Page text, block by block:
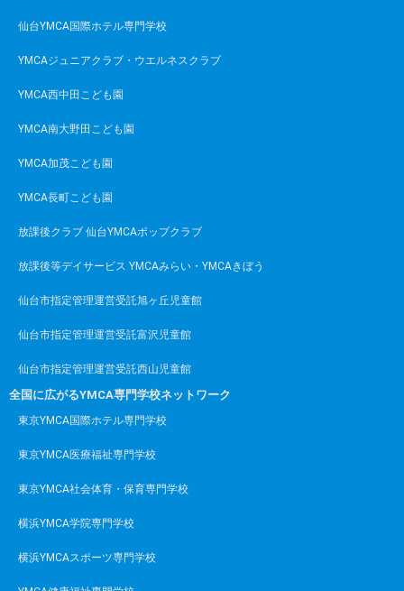
仙台YMCA国際ホテル専門学校
YMCAジュニアクラブ・ウエルネスクラブ
YMCA西中田こども園
YMCA南大野田こども園
YMCA加茂こども園
YMCA長町こども園
放課後クラブ 仙台YMCAポップクラブ
放課後等デイサービス YMCAみらい・YMCAきぼう
仙台市指定管理運営受託旭ヶ丘児童館
仙台市指定管理運営受託富沢児童館
仙台市指定管理運営受託西山児童館
全国に広がるYMCA専門学校ネットワーク
東京YMCA国際ホテル専門学校
東京YMCA医療福祉専門学校
東京YMCA社会体育・保育専門学校
横浜YMCA学院専門学校
横浜YMCAスポーツ専門学校